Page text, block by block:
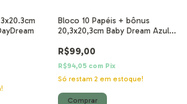
Bloco 10 Papéis + bônus
20,3x20,3cm Baby Dream Azul
R$99,00
R$94,05 com Pix
Só restam 2 em estoque!